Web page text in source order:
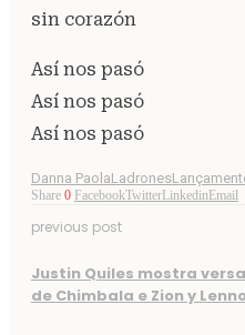
sin corazón
Así nos pasó
Así nos pasó
Así nos pasó
Danna PaolaLadrones
Share 0 FacebookTwitter Linkedin Email
previous post
Justin Quiles mostra
de Chimbala e Zion y